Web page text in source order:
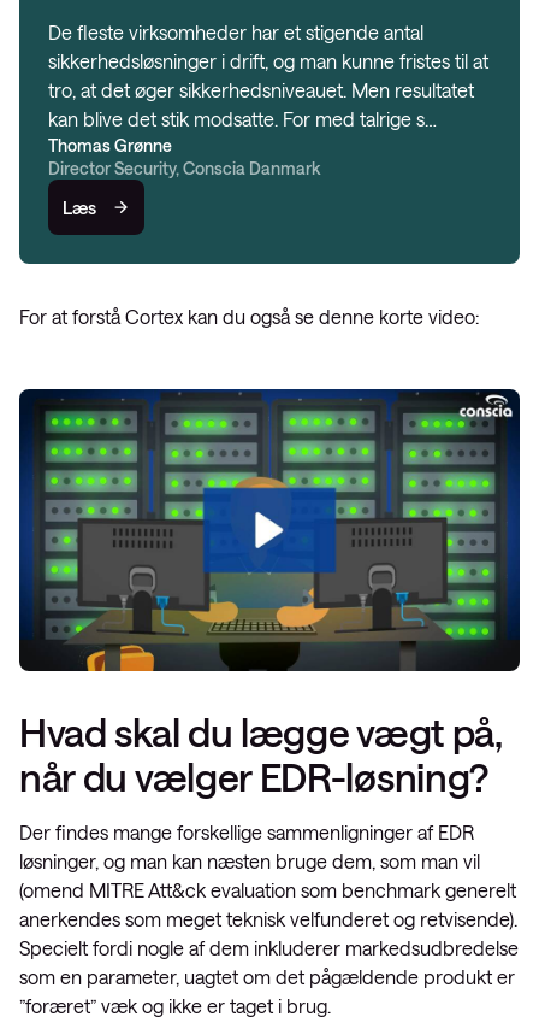
De fleste virksomheder har et stigende antal
sikkerhedsløsninger i drift, og man kunne fristes til at
tro, at det øger sikkerhedsniveauet. Men resultatet
kan blive det stik modsatte. For med talrige s…
Thomas Grønne
Director Security, Conscia Danmark
Læs
For at forstå Cortex kan du også se denne korte video:
Hvad skal du lægge vægt på,
når du vælger EDR-løsning?
Der findes mange forskellige sammenligninger af EDR
løsninger, og man kan næsten bruge dem, som man vil
(omend MITRE Att&ck evaluation som benchmark generelt
anerkendes som meget teknisk velfunderet og retvisende).
Specielt fordi nogle af dem inkluderer markedsudbredelse
som en parameter, uagtet om det pågældende produkt er
”foræret” væk og ikke er taget i brug.